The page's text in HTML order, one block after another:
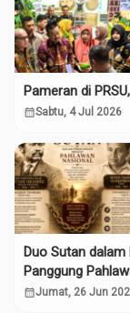
Pameran di
calendar_monthSabtu, 4 Jul 2026
Duo Sutan
Panggung
calendar_monthJumat, 26 Jun